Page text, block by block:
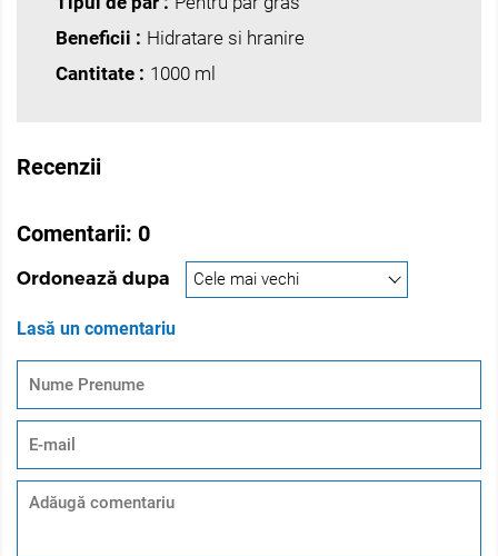
Beneficii : Hidratare si hranire
Cantitate : 1000 ml
Recenzii
Comentarii: 0
Ordonează dupa
Lasă un comentariu